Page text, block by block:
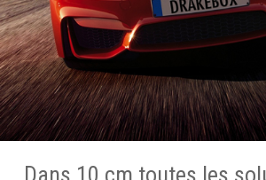
Dans 10 cm toutes les